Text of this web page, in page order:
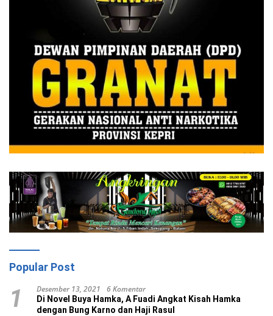
Popular Post
1 Desember 13, 2021 6 Komentar
Di Novel Buya Hamka, A Fuadi Angkat Kisah Hamka
dengan Bung Karno dan Haji Rasul